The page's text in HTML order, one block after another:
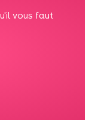
vous faut